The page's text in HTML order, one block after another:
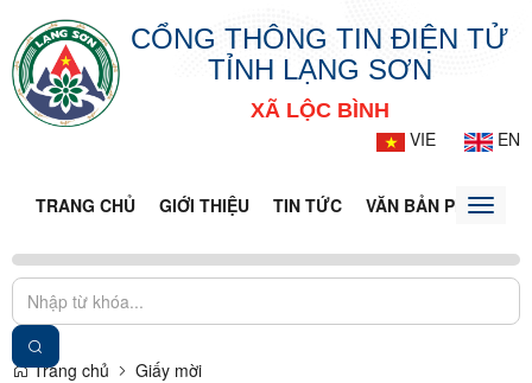
CỔNG THÔNG TIN ĐIỆN TỬ
TỈNH LẠNG SƠN
XÃ LỘC BÌNH
VIE
EN
TRANG CHỦ GIỚI THIỆU TIN TỨC VĂN BẢN PHÁPToggle
Trang chủ Giấy mời